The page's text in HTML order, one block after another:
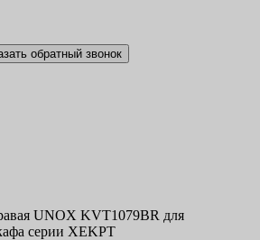
обратный звонок
UNOX KVT1079BR для
серии XEKPT